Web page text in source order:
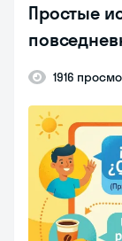
Простые
1916